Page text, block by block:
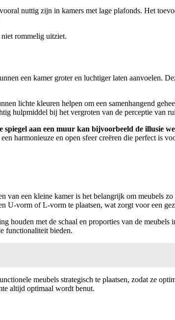
nuttig zijn in kamers met lage plafonds. Het
rommelig uitziet.
een kamer groter en luchtiger laten aanvoelen.
lichte kleuren helpen om een samenhangend
hulpmiddel bij het vergroten van de perceptie van
spiegel aan een muur kan bijvoorbeeld de illusie
harmonieuze en open sfeer creëren die perfect is
een kleine kamer is het belangrijk om meubels zo
U-vorm of L-vorm te plaatsen, wat zorgt voor een
houden met de schaal en proporties van de meubels
functionaliteit bieden.
meubels strategisch te plaatsen, zodat ze
altijd optimaal wordt benut.